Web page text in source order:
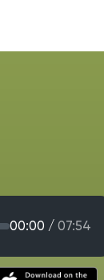
00:00 / 07:54